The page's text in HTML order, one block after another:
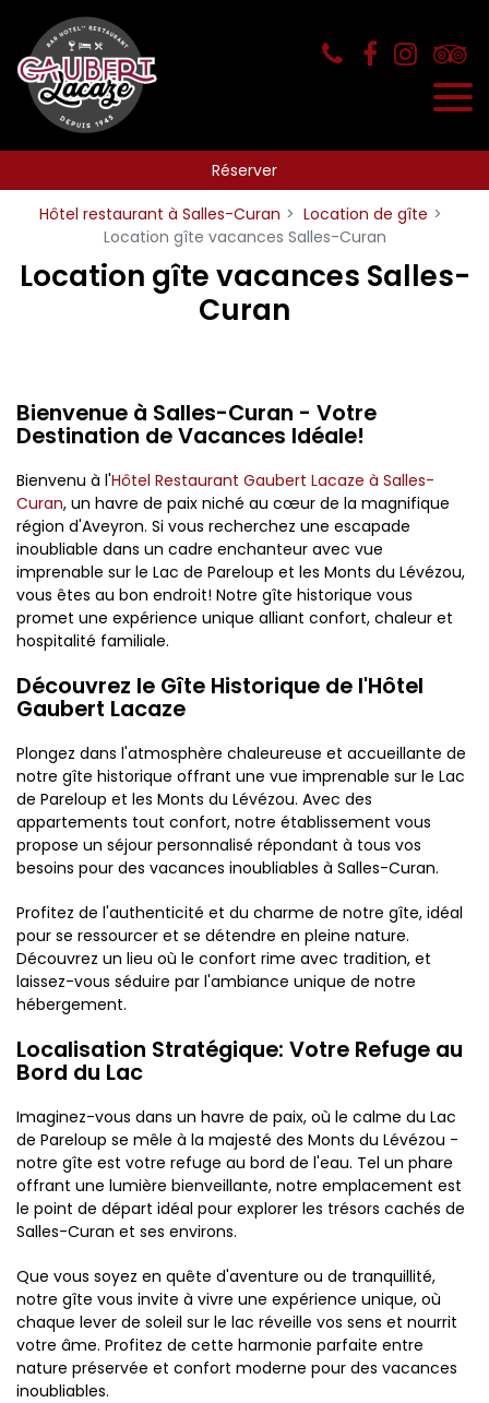
Réserver
Hôtel restaurant à Salles-Curan
Location de gîte
Location gîte vacances Salles-Curan
Location gîte vacances Salles-
Curan
Bienvenue à Salles-Curan - Votre
Destination de Vacances Idéale!
Bienvenu à l'Hôtel Restaurant Gaubert Lacaze à Salles-
Curan, un havre de paix niché au cœur de la magnifique
région d'Aveyron. Si vous recherchez une escapade
inoubliable dans un cadre enchanteur avec vue
imprenable sur le Lac de Pareloup et les Monts du Lévézou,
vous êtes au bon endroit! Notre gîte historique vous
promet une expérience unique alliant confort, chaleur et
hospitalité familiale.
Découvrez le Gîte Historique de l'Hôtel
Gaubert Lacaze
Plongez dans l'atmosphère chaleureuse et accueillante de
notre gîte historique offrant une vue imprenable sur le Lac
de Pareloup et les Monts du Lévézou. Avec des
appartements tout confort, notre établissement vous
propose un séjour personnalisé répondant à tous vos
besoins pour des vacances inoubliables à Salles-Curan.
Profitez de l'authenticité et du charme de notre gîte, idéal
pour se ressourcer et se détendre en pleine nature.
Découvrez un lieu où le confort rime avec tradition, et
laissez-vous séduire par l'ambiance unique de notre
hébergement.
Localisation Stratégique: Votre Refuge au
Bord du Lac
Imaginez-vous dans un havre de paix, où le calme du Lac
de Pareloup se mêle à la majesté des Monts du Lévézou -
notre gîte est votre refuge au bord de l'eau. Tel un phare
offrant une lumière bienveillante, notre emplacement est
le point de départ idéal pour explorer les trésors cachés de
Salles-Curan et ses environs.
Que vous soyez en quête d'aventure ou de tranquillité,
notre gîte vous invite à vivre une expérience unique, où
chaque lever de soleil sur le lac réveille vos sens et nourrit
votre âme. Profitez de cette harmonie parfaite entre
nature préservée et confort moderne pour des vacances
inoubliables.
Panneau de gestion des cookies